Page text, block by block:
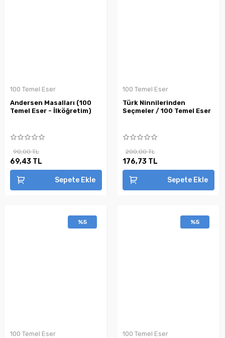
100 Temel Eser
Andersen Masalları (100
Temel Eser - İlköğretim)
90,00 TL
69,43 TL
Sepete Ekle
100 Temel Eser
Türk Ninnilerinden
Seçmeler / 100 Temel Eser
200,00 TL
176,73 TL
Sepete Ekle
%5
100 Temel Eser
%5
100 Temel Eser